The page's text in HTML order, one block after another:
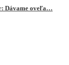
Dávame oveľa…